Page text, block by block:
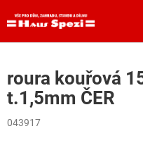
na
roura kouřová
t.1,5mm ČER
043917